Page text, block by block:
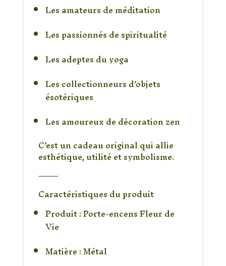
Les amateurs de méditation
Les passionnés de spiritualité
Les adeptes du yoga
Les collectionneurs d’objets
ésotériques
Les amoureux de décoration zen
C’est un cadeau original qui allie
esthétique, utilité et symbolisme.
⸻
Caractéristiques du produit
Produit : Porte-encens Fleur de
Vie
Matière : Métal